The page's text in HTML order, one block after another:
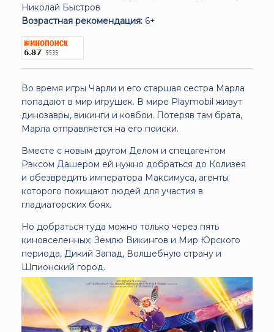
Николай Быстров
Возрастная рекомендация: 6+
Во время игры Чарли и его старшая сестра Марла
попадают в мир игрушек. В мире Playmobil живут
динозавры, викинги и ковбои. Потеряв там брата,
Марла отправляется на его поиски.
Вместе с новым другом Делом и спецагентом
Рэксом Дашером ей нужно добраться до Колизея
и обезвредить императора Максимуса, агенты
которого похищают людей для участия в
гладиаторских боях.
Но добраться туда можно только через пять
киновселенных: Землю Викингов и Мир Юрского
периода, Дикий Запад, Волшебную страну и
Шпионский город.